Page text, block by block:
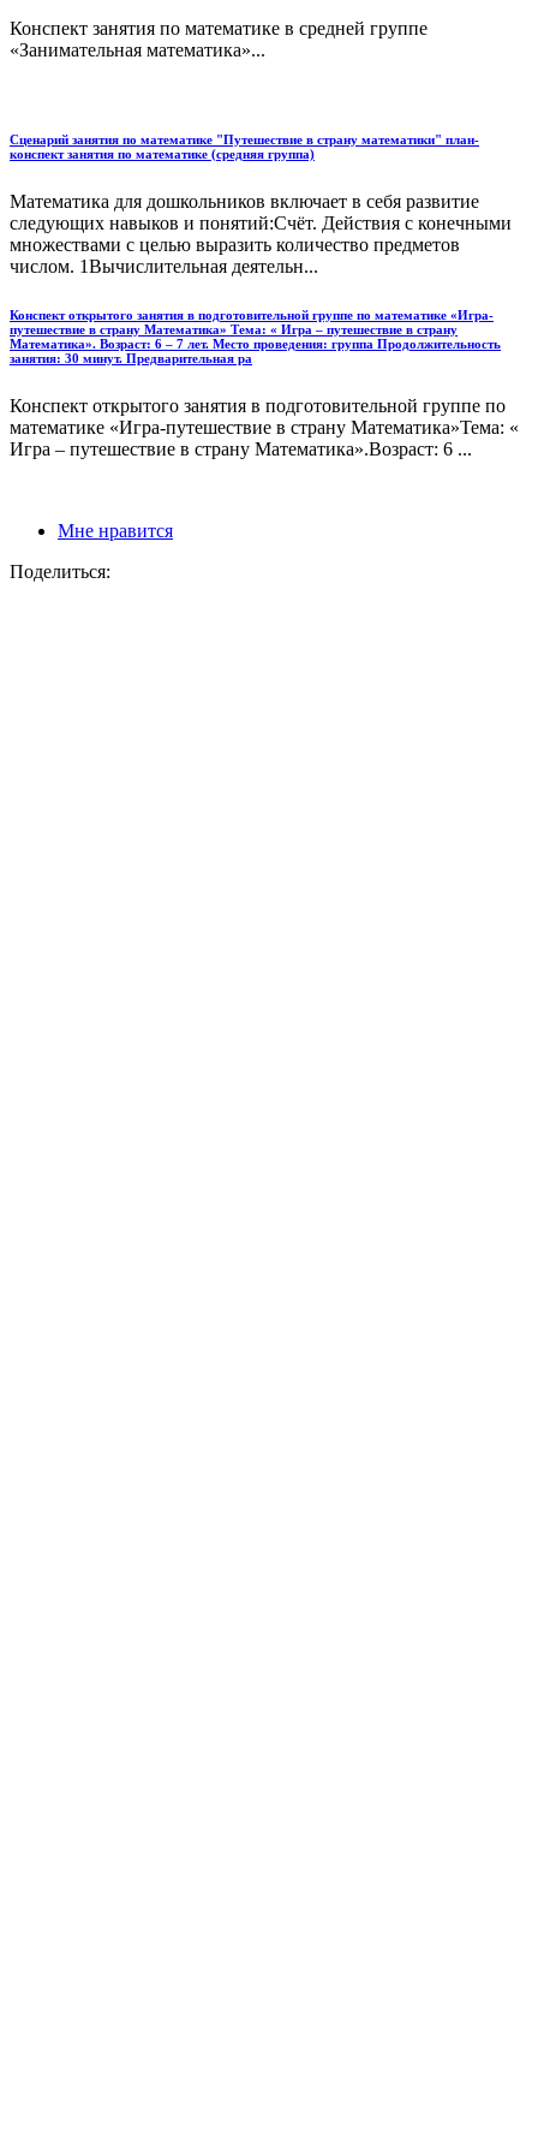
Конспект занятия по математике в средней группе
«Занимательная математика»...
Сценарий занятия по математике "Путешествие в страну математики" план-
конспект занятия по математике (средняя группа)
Математика для дошкольников включает в себя развитие
следующих навыков и понятий:Счёт. Действия с конечными
множествами с целью выразить количество предметов
числом. 1Вычислительная деятельн...
Конспект открытого занятия в подготовительной группе по математике «Игра-
путешествие в страну Математика» Тема: « Игра – путешествие в страну
Математика». Возраст: 6 – 7 лет. Место проведения: группа Продолжительность
занятия: 30 минут. Предварительная ра
Конспект открытого занятия в подготовительной группе по
математике «Игра-путешествие в страну Математика»Тема: «
Игра – путешествие в страну Математика».Возраст: 6 ...
Мне нравится
Поделиться: